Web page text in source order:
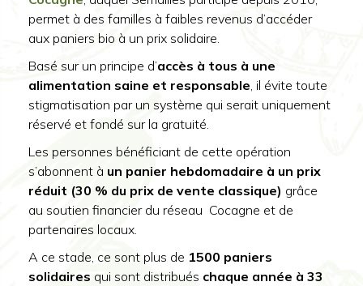
permet à des familles à faibles revenus d’accéder
aux paniers bio à un prix solidaire.
Basé sur un principe d’accès à tous à une
alimentation saine et responsable , il évite toute
stigmatisation par un système qui serait uniquement
réservé et fondé sur la gratuité.
Les personnes bénéficiant de cette opération
s’abonnent à un panier hebdomadaire à un prix
réduit (30 % du prix de vente classique) grâce
au soutien financier du réseau Cocagne et de
partenaires locaux.
A ce stade, ce sont plus de 1500 paniers
solidaires qui sont distribués chaque année à 33